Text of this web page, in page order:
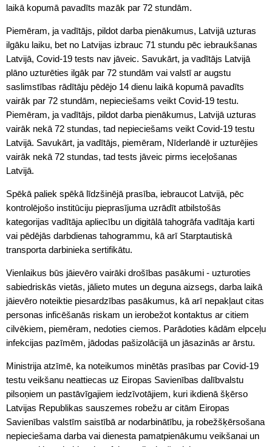
laikā kopumā pavadīts mazāk par 72 stundām.
Piemēram, ja vadītājs, pildot darba pienākumus, Latvijā uzturas
ilgāku laiku, bet no Latvijas izbrauc 71 stundu pēc iebraukšanas
Latvijā, Covid-19 tests nav jāveic. Savukārt, ja vadītājs Latvijā
plāno uzturēties ilgāk par 72 stundām vai valstī ar augstu
saslimstības rādītāju pēdējo 14 dienu laikā kopumā pavadīts
vairāk par 72 stundām, nepieciešams veikt Covid-19 testu.
Piemēram, ja vadītājs, pildot darba pienākumus, Latvijā uzturas
vairāk nekā 72 stundas, tad nepieciešams veikt Covid-19 testu
Latvijā. Savukārt, ja vadītājs, piemēram, Nīderlandē ir uzturējies
vairāk nekā 72 stundas, tad tests jāveic pirms ieceļošanas
Latvijā.
Spēkā paliek spēkā līdzšinējā prasība, iebraucot Latvijā, pēc
kontrolējošo institūciju pieprasījuma uzrādīt atbilstošās
kategorijas vadītāja apliecību un digitālā tahogrāfa vadītāja karti
vai pēdējās darbdienas tahogrammu, kā arī Starptautiskā
transporta darbinieka sertifikātu.
Vienlaikus būs jāievēro vairāki drošības pasākumi - uzturoties
sabiedriskās vietās, jālieto mutes un deguna aizsegs, darba laikā
jāievēro noteiktie piesardzības pasākumus, kā arī nepakļaut citas
personas inficēšanās riskam un ierobežot kontaktus ar citiem
cilvēkiem, piemēram, nedoties ciemos. Parādoties kādām elpceļu
infekcijas pazīmēm, jādodas pašizolācijā un jāsazinās ar ārstu.
Ministrija atzīmē, ka noteikumos minētās prasības par Covid-19
testu veikšanu neattiecas uz Eiropas Savienības dalībvalstu
pilsoņiem un pastāvīgajiem iedzīvotājiem, kuri ikdienā šķērso
Latvijas Republikas sauszemes robežu ar citām Eiropas
Savienības valstīm saistībā ar nodarbinātību, ja robežšķērsošana
nepieciešama darba vai dienesta pamatpienākumu veikšanai un